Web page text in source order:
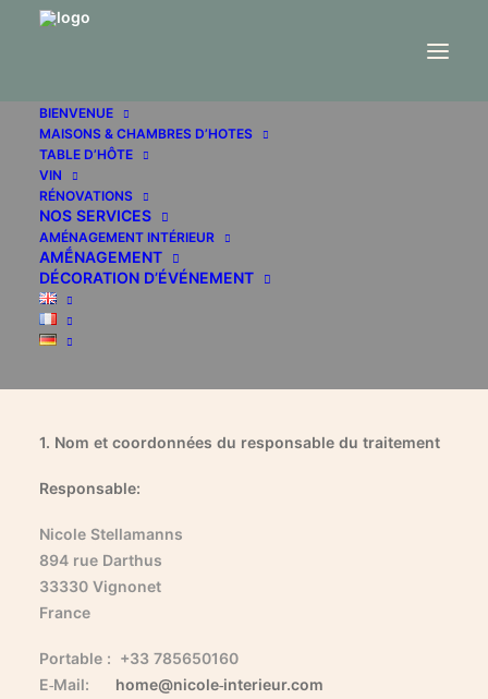
BIENVENUE
MAISONS & CHAMBRES D’HOTES
TABLE D’HÔTE
VIN
RÉNOVATIONS
NOS SERVICES
AMÉNAGEMENT INTÉRIEUR
AMḖNAGEMENT
DÉCORATION D’ÉVÉNEMENT
Données Selon
Les informations suivantes relatives à la protection
des données (RGPD) vous informent sur le traitement
des données personnelles dans le cadre de votre
utilisation du site www.nicole-interieur.com
1. Nom et coordonnées du responsable du traitement
Responsable:
Nicole Stellamanns
894 rue Darthus
33330 Vignonet
France
Portable : +33 785650160
E-Mail: home@nicole-interieur.com